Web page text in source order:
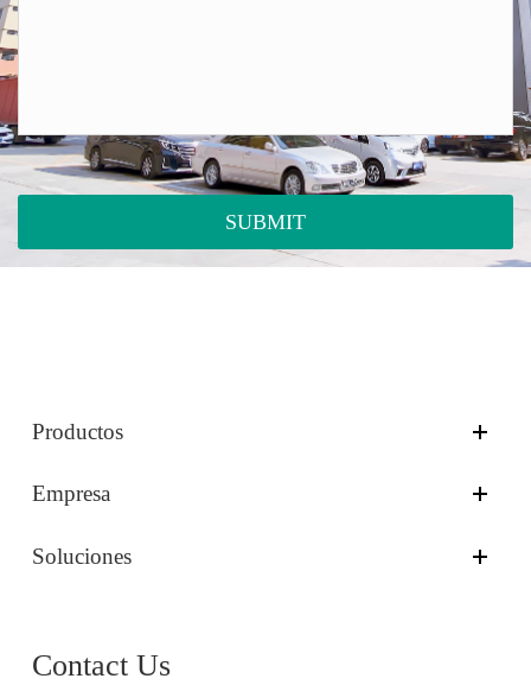
SUBMIT
Productos
Empresa
Soluciones
Contact Us